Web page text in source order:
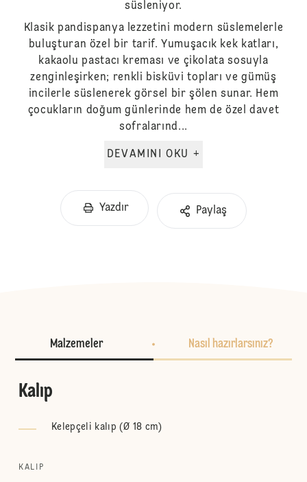
süsleniyor.
Klasik pandispanya lezzetini modern süslemelerle
buluşturan özel bir tarif. Yumuşacık kek katları,
kakaolu pastacı kreması ve çikolata sosuyla
zenginleşirken; renkli bisküvi topları ve gümüş
incilerle süslenerek görsel bir şölen sunar. Hem
çocukların doğum günlerinde hem de özel davet
sofralarınd...
DEVAMINI OKU +
Yazdır Paylaş
Malzemeler Nasıl hazırlarsınız?
Kalıp
Kelepçeli kalıp (Ø 18 cm)
KALIP